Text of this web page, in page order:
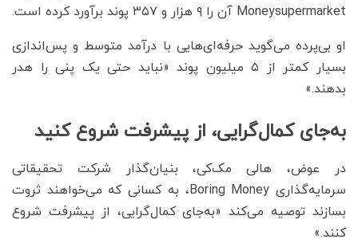
Moneysupermarket آن را ۹ هزار و ۳۵۷ پوند برآورد کرده است.
او بی‌پرده می‌گوید حرفه‌ای‌هایی با درآمد متوسط و پس‌اندازی
بسیار کمتر از ۵ میلیون پوند «نباید حتی یک پنی را هدر
بدهند.»
به‌جای کمال‌گرایی، از پیشرفت شروع کنید
در عوض، هالی مک‌کی، بنیان‌گذار شرکت تحقیقاتی
سرمایه‌گذاری Boring Money، به کسانی که می‌خواهند ثروت
بسازند توصیه می‌کند «به‌جای کمال‌گرایی، از پیشرفت شروع
کنند.»